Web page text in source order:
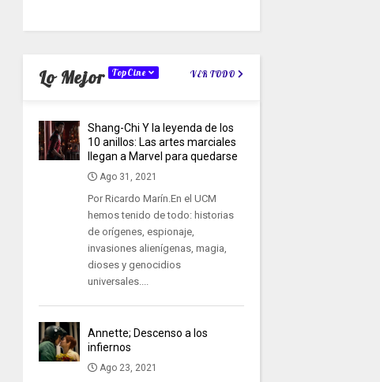
Lo Mejor TopCine VER TODO
Shang-Chi Y la leyenda de los
10 anillos: Las artes marciales
llegan a Marvel para quedarse
Ago 31, 2021
Por Ricardo Marín.En el UCM
hemos tenido de todo: historias
de orígenes, espionaje,
invasiones alienígenas, magia,
dioses y genocidios
universales....
Annette; Descenso a los
infiernos
Ago 23, 2021